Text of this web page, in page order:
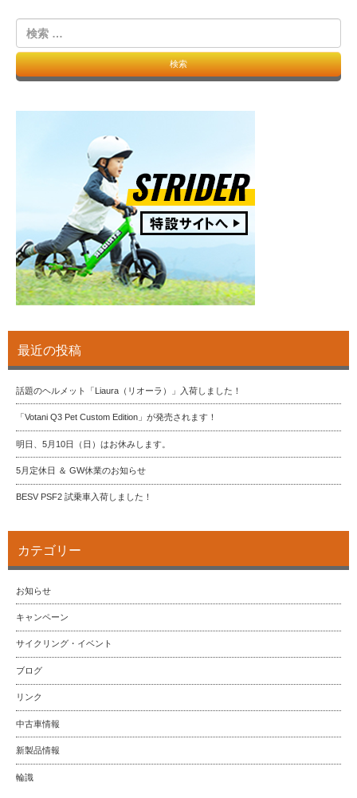
最近の投稿
話題のヘルメット「Liaura（リオーラ）」入荷しました！
「Votani Q3 Pet Custom Edition」が発売されます！
明日、5月10日（日）はお休みします。
5月定休日 ＆ GW休業のお知らせ
BESV PSF2 試乗車入荷しました！
カテゴリー
お知らせ
キャンペーン
サイクリング・イベント
ブログ
リンク
中古車情報
新製品情報
輪識